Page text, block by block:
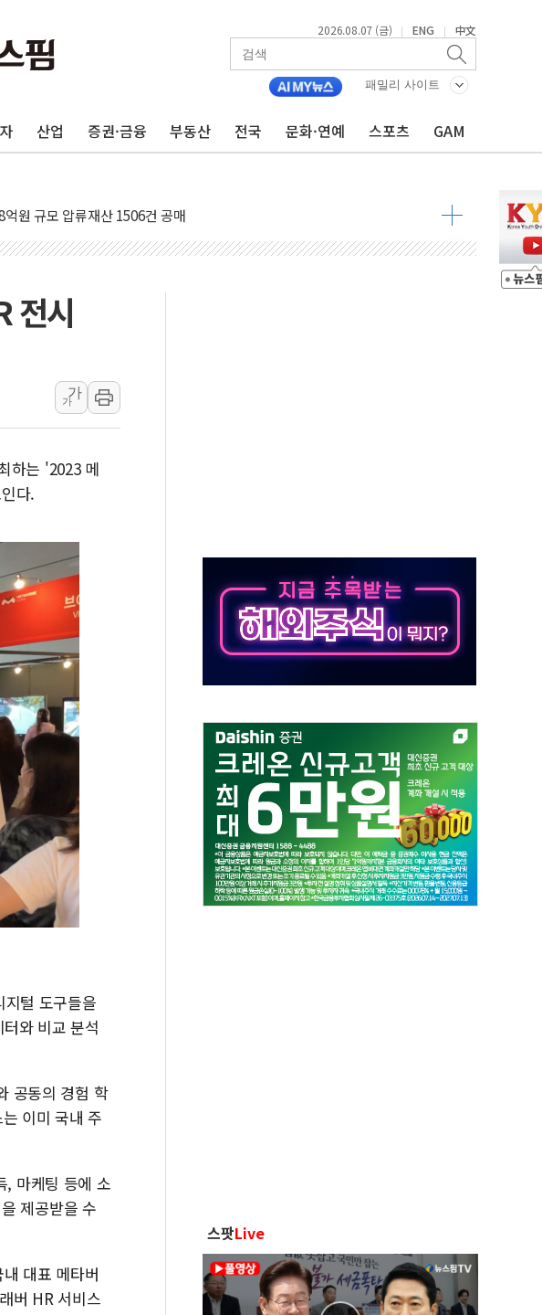
2026.08.07 (금) | ENG | 中文
패밀리 사이트
산업 증권·금융 부동산 전국 문화·연예 스포츠 GAM
름 나는 하마
례 산불 32분 만에 주불 진화...인명피해 없어
간·승차감 잡은 볼보 EX90…'올 터치'는 호불호
플러스
흥선리 야산 산불 1시간36분만에 주불진화....인명피해 없어
보자 "신동국과 무관…자료는 전·현직 직원으로부터 확보"
항공, 청주-중국 청두 노선 운항허가 취득...중국 노선 다변화
브리핑 도입 후 블로그 창작자 지원 규모 2배 확대
간 럭키 페스타' 실시...휴대폰 결제 최대 6000원 할인
'헬로모바일', 교보문고 제휴 전자책 요금제 출시
로 카카오 T 택시 호출 서비스
의료복합단지 지정 준비 본격화…'AI 데이터 기반 메디테크 혁신허브' 구상
건리 이끼폭포 생태탐방로 출입 통제
정역 인근 도로 4중 추돌…1명 심정지·5명 부상
리 야산서 산불 진화 중...진화헬기 3대 투입
임' 임성근 전 사단장 항소심도 징역 3년
전시
가
가
하는 '2023 메
다.
털 도구들을
와 비교 분석
공동의 경험 학
이미 국내 주
, 마케팅 등에 소
제공받을 수
대표 메타버
버 HR 서비스
스팟Live